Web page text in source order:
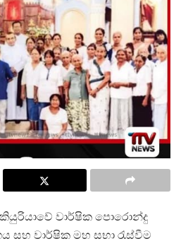
වාර්ෂික පොරොන්දු
සහ වාර්ෂික මහ සභා රැස්වීම